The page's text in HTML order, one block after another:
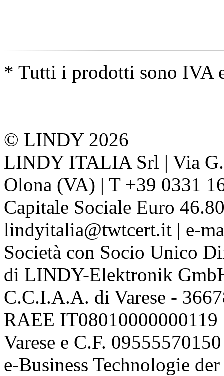
* Tutti i prodotti sono IVA
© LINDY 2026
LINDY ITALIA Srl | Via
Olona (VA) | T +39 0331
Capitale Sociale Euro
lindyitalia@twtcert.it | e-
Società con Socio Unico
di LINDY-Elektronik
C.C.I.A.A. di Varese -
RAEE
Varese e C.F. 09555570150
e-Business Technologie